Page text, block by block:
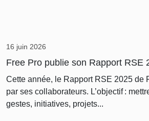
16 juin 2026
Free Pro publie son Rapport RSE
Cette année, le Rapport RSE 2025 de
par ses collaborateurs. L’objectif :
gestes, initiatives, projets...